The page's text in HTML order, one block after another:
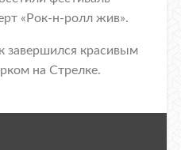
«Рок-н-ролл жив».
завершился красивым
на Стрелке.